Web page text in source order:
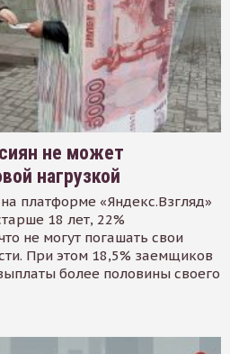
не может
нагрузкой
платформе «Яндекс.Взгляд»
18 лет, 22%
не могут погашать свои
При этом 18,5% заемщиков
более половины своего